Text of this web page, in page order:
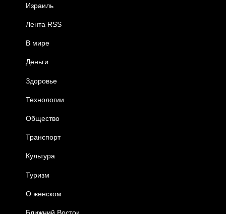
Израиль
Лента RSS
В мире
Деньги
Здоровье
Технологии
Общество
Транспорт
Культура
Туризм
О женском